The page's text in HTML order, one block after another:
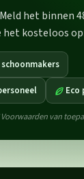
het binnen
het kosteloos
Eco
Voorwaarden van